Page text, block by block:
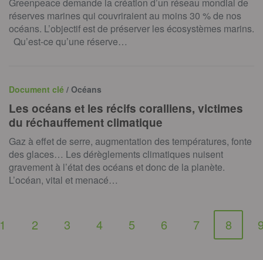
réserves marines qui couvriraient au moins 30 % de nos
océans. L’objectif est de préserver les écosystèmes marins.
Qu’est-ce qu’une réserve…
Document clé / Océans
Les océans et les récifs coralliens, victimes
du réchauffement climatique
Gaz à effet de serre, augmentation des températures, fonte
des glaces… Les dérèglements climatiques nuisent
gravement à l’état des océans et donc de la planète.
L’océan, vital et menacé…
2 3 4 5 6 7 8